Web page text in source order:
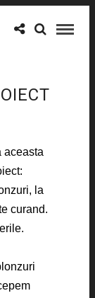
aceasta
la
curand.